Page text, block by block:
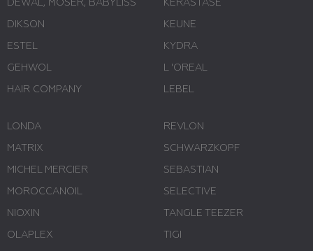
DEWAL, MOSER, BABYLISS
DIKSON
ESTEL
GEHWOL
HAIR COMPANY
KERASTASE
KEUNE
KYDRA
L 'ОREAL
LEBEL
LONDA
MATRIX
MICHEL MERCIER
MOROCCANOIL
NIOXIN
OLAPLEX
REVLON
SCHWARZKOPF
SEBASTIAN
SELECTIVE
TANGLE TEEZER
TIGI